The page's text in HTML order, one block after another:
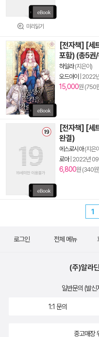
미리읽기
[전자책] [세
포함) (총5권
하일라(지은이)
오드아이
2022
15,000원 (750
[전자책] [세
완결)
에스로시아(지은
로아| 2022년
6,800원 (340
1
로그인 전체 메뉴
(주)알라
일반문의 (발신
1:1 문의
중고매장